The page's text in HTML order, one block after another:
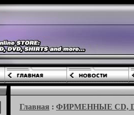
Главная : ФИРМЕННЫЕ CD,